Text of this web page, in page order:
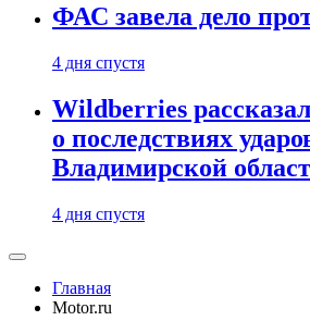
ФАС завела дело
4 дня спустя
Wildberries рассказал
о последствиях
Владимирской
4 дня спустя
Главная
Motor.ru